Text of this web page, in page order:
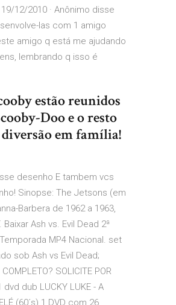
12/2010 · Anônimo disse
las com 1 amigo
amigo q está me ajudando
lembrando q isso é
estão reunidos
Doo e o resto
em família!
desenho E tambem vcs
Sinopse: The Jetsons (em
Barbera de 1962 a 1963,
Ash vs. Evil Dead 2ª
MP4 Nacional. set
sob Ash vs Evil Dead;
SOLICITE POR
dub LUCKY LUKE - A
(60´s) 1 DVD com 26